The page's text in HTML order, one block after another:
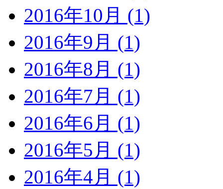
2016年10月 (1)
2016年9月 (1)
2016年8月 (1)
2016年7月 (1)
2016年6月 (1)
2016年5月 (1)
2016年4月 (1)